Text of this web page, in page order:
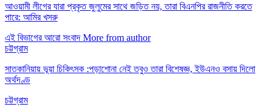
আওয়ামী লীগের যারা প্রকৃত জুলুমের সাথে জড়িত নয়, তারা বিএনপির রাজনীতি করতে
পারে: আমির খসরু
এই বিভাগের আরো সংবাদ More from author
চট্টগ্রাম
সাতকানিয়ায় ভূয়া চিকিৎসক :পড়াশোনা নেই তবুও তারা বিশেষজ্ঞ, ইউএনও বসায় দিলো
অর্থদণ্ড
চট্টগ্রাম